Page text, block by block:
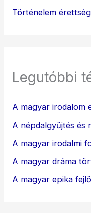
Történelem
Legutóbbi
A magyar irodalom
A népdalgyűjtés és
A magyar irodalmi
A magyar dráma
A magyar epika